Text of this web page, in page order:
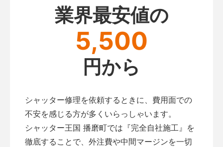
業界最安値の
5,500
円から
シャッター修理を依頼するときに、費用面での
不安を感じる方が多くいらっしゃいます。
シャッター王国 播磨町では『完全自社施工』を
徹底することで、外注費や中間マージンを一切